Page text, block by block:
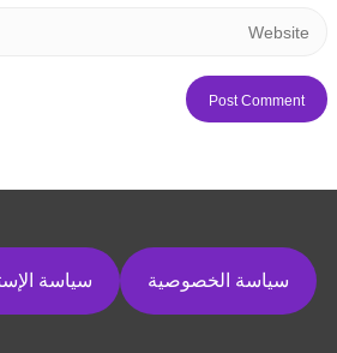
سياسة الخصوصية سياسة